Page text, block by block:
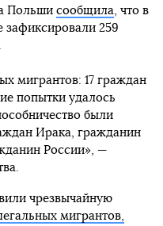
Польши сообщила , что в
зафиксировали 259
мигрантов: 17 граждан
попытки удалось
были
Ирака, гражданин
России», —
чрезвычайную
мигрантов,